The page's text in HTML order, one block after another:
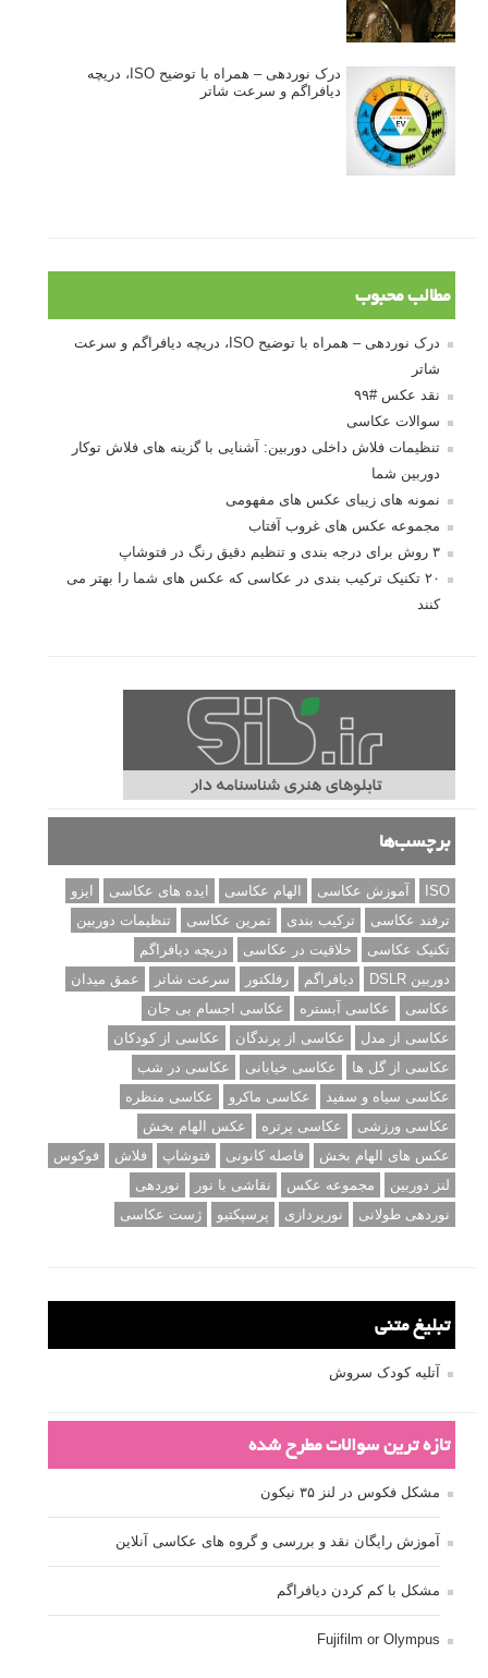
درک نوردهی – همراه با توضیح ISO، دریچه
دیافراگم و سرعت شاتر
مطالب محبوب
درک نوردهی – همراه با توضیح ISO، دریچه دیافراگم و سرعت
شاتر
نقد عکس #۹۹
سوالات عکاسی
تنظیمات فلاش داخلی دوربین: آشنایی با گزینه های فلاش توکار
دوربین شما
نمونه های زیبای عکس های مفهومی
مجموعه عکس های غروب آفتاب
۳ روش برای درجه بندی و تنظیم دقیق رنگ در فتوشاپ
۲۰ تکنیک ترکیب بندی در عکاسی که عکس های شما را بهتر می
کنند
برچسب‌ها
ISO آموزش عکاسی الهام عکاسی ایده های عکاسی
ایزو
ترفند عکاسی
ترکیب بندی تمرین عکاسی
تنظیمات دوربین
تکنیک عکاسی
خلاقیت در عکاسی
دریچه دیافراگم
دوربین DSLR
دیافراگم رفلکتور سرعت شاتر
عمق میدان
عکاسی
عکاسی آبستره
عکاسی اجسام بی جان
عکاسی از مدل
عکاسی از پرندگان
عکاسی از کودکان
عکاسی از گل ها
عکاسی خیابانی
عکاسی در شب
عکاسی سیاه و سفید
عکاسی ماکرو
عکاسی منظره
عکاسی ورزشی
عکاسی پرتره
عکس الهام بخش
عکس های الهام بخش
فاصله کانونی فتوشاپ فلاش
فوکوس
لنز دوربین
مجموعه عکس نقاشی با نور
نوردهی
نوردهی طولانی
نورپردازی پرسپکتیو ژست عکاسی
تبلیغ متنی
آتلیه کودک سروش
تازه ترین سوالات مطرح شده
مشکل فکوس در لنز ۳۵ نیکون
آموزش رایگان نقد و بررسی و گروه های عکاسی آنلاین
مشکل با کم کردن دیافراگم
Fujifilm or Olympus